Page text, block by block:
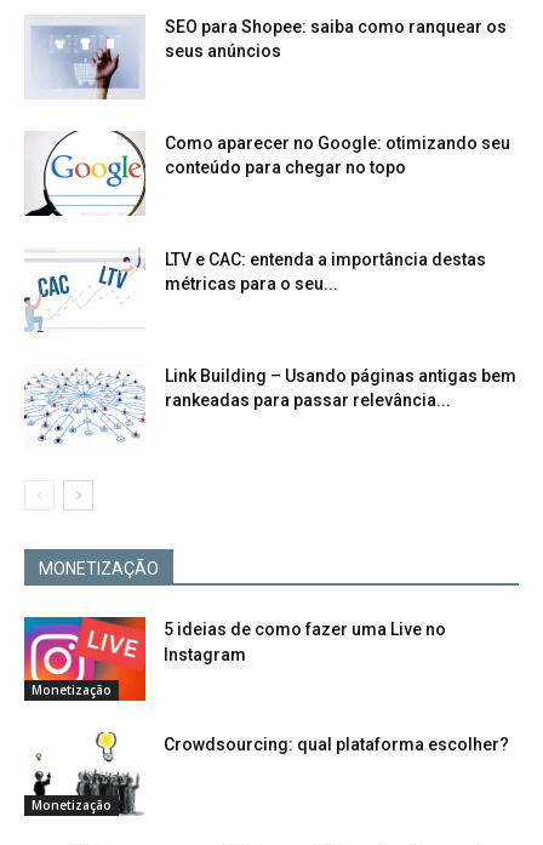
SEO para Shopee: saiba como ranquear os
seus anúncios
Como aparecer no Google: otimizando seu
conteúdo para chegar no topo
LTV e CAC: entenda a importância destas
métricas para o seu...
Link Building – Usando páginas antigas bem
rankeadas para passar relevância...
MONETIZAÇÃO
Monetização
5 ideias de como fazer uma Live no
Instagram
Monetização
Crowdsourcing: qual plataforma escolher?